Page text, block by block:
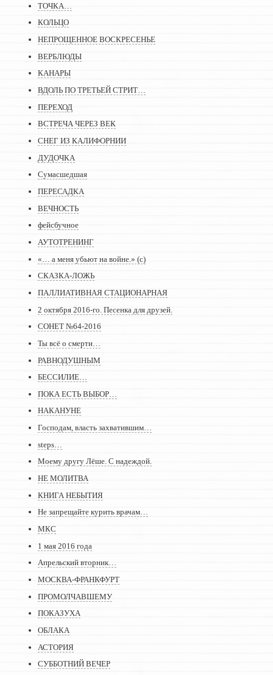
ТОЧКА…
КОЛЬЦО
НЕПРОЩЕННОЕ ВОСКРЕСЕНЬЕ
ВЕРБЛЮДЫ
КАНАРЫ
ВДОЛЬ ПО ТРЕТЬЕЙ СТРИТ…
ПЕРЕХОД
ВСТРЕЧА ЧЕРЕЗ ВЕК
СНЕГ ИЗ КАЛИФОРНИИ
ДУДОЧКА
Сумасшедшая
ПЕРЕСАДКА
ВЕЧНОСТЬ
фейсбучное
АУТОТРЕНИНГ
«… а меня убьют на войне.» (с)
СКАЗКА-ЛОЖЬ
ПАЛЛИАТИВНАЯ СТАЦИОНАРНАЯ
2 октября 2016-го. Песенка для друзей.
СОНЕТ №64-2016
Ты всё о смерти…
РАВНОДУШНЫМ
БЕССИЛИЕ…
ПОКА ЕСТЬ ВЫБОР…
НАКАНУНЕ
Господам, власть захватившим…
steps…
Моему другу Лёше. С надеждой.
НЕ МОЛИТВА
КНИГА НЕБЫТИЯ
Не запрещайте курить врачам…
МКС
1 мая 2016 года
Апрельский вторник…
МОСКВА-ФРАНКФУРТ
ПРОМОЛЧАВШЕМУ
ПОКАЗУХА
ОБЛАКА
АСТОРИЯ
СУББОТНИЙ ВЕЧЕР